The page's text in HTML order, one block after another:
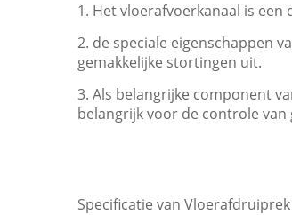
1. Het vloerafvoerkanaal is
2. de speciale eigenschappen
gemakkelijke stortingen uit.
3. Als belangrijke component
belangrijk voor de controle van
Specificatie van Vloerafdruiprek